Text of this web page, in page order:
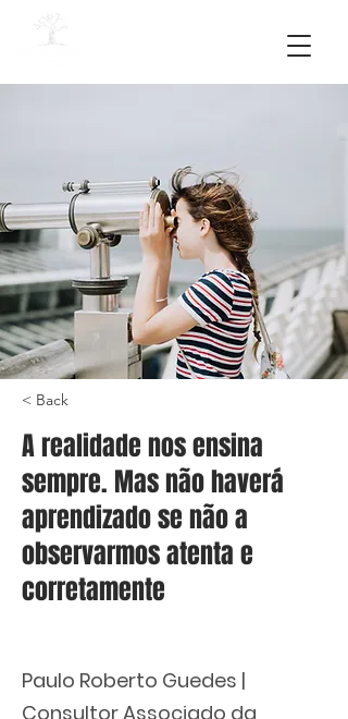
< Back
A realidade nos ensina
sempre. Mas não haverá
aprendizado se não a
observarmos atenta e
corretamente
Paulo Roberto Guedes |
Consultor Associado da